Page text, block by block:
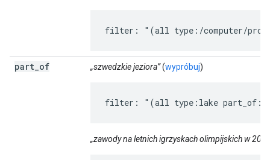
filter: "(all type:/computer/
part of „szwedzkie jeziora”(wypróbuj)
filter: "(all type:lake
„zawody na letnich igrzyskach olimpijskich w